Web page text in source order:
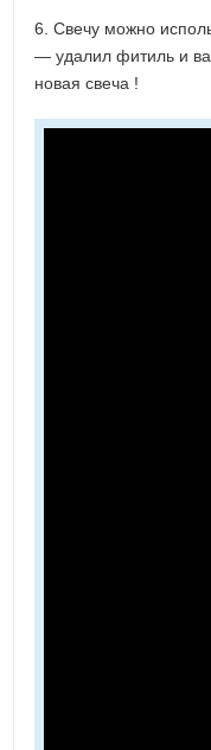
6. Свечу можно
— удалил фитиль и
новая свеча !